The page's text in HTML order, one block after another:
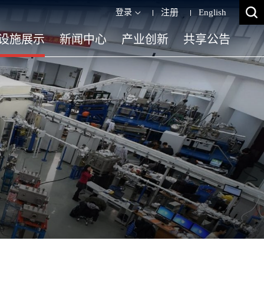
登录 注册 English
施展示 新闻中心 产业创新 共享公告